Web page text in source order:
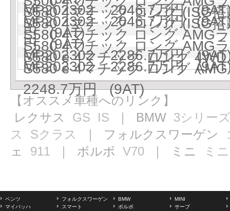
MP202302 2046.7万円
MP202302 2046.7万円
S580 4マチック ロング (ISG
円 (9AT)
S580 4マチック ロング (ISG
円 (9AT)
S580 4マチック ロング AMG
MP202302 2286.7万円
S580 4マチック ロング AMG
MP202302 2286.7万円
S580 e 4マチック ロング
S580 e 4マチック ロング
2248.7万円 (9AT)
【オススメ車種へのリンク】
レクサス GS IS ｜ BMW 3シリー
ス
Sクラス ｜ フォルクスワーゲン
ェ 911 ｜ ボルボ V70 ｜ ミニ ミニ
ベンツ フォルクスワーゲン BMW
MINI
マイバッハ
スマート ボルボ
サーブ